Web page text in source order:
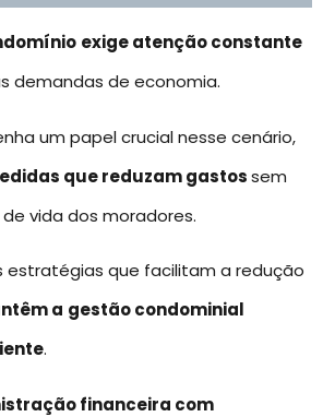
exige atenção constante
demandas de economia.
um papel crucial nesse cenário,
que reduzam gastossem
vida dos moradores.
estratégias que facilitam a redução
a gestão condominial
.
financeira com